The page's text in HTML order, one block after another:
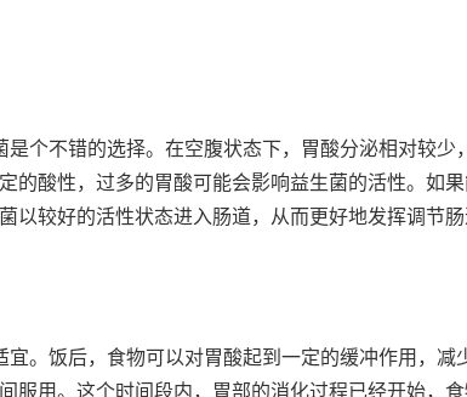
个不错的选择。在空腹状态下，胃酸分泌相对较少，
的酸性，过多的胃酸可能会影响益生菌的活性。如
以较好的活性状态进入肠道，从而更好地发挥调节
。饭后，食物可以对胃酸起到一定的缓冲作用，减
服用。这个时间段内，胃部的消化过程已经开始，